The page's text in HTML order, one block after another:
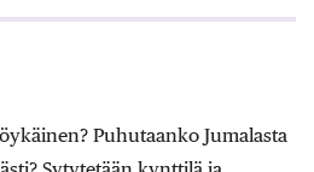
Puhutaanko Jumalasta